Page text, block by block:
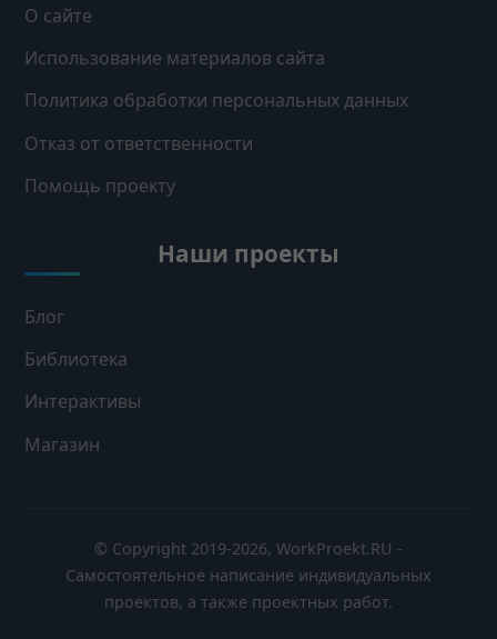
О сайте
Использование материалов сайта
Политика обработки персональных данных
Отказ от ответственности
Помощь проекту
Наши проекты
Блог
Библиотека
Интерактивы
Магазин
© Copyright 2019-2026, WorkProekt.RU -
Самостоятельное написание индивидуальных
проектов, а также проектных работ.